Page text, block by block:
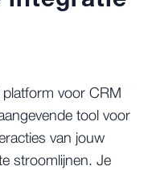
voor CRM
tool voor
van jouw
stroomlijnen. Je